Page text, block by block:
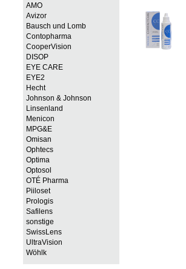
AMO
Avizor
Bausch und Lomb
Contopharma
CooperVision
DISOP
EYE CARE
EYE2
Hecht
Johnson & Johnson
Linsenland
Menicon
MPG&E
Omisan
Ophtecs
Optima
Optosol
OTÉ Pharma
Piiloset
Prologis
Safilens
sonstige
SwissLens
UltraVision
Wöhlk